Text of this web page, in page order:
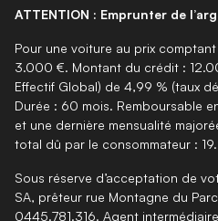
ATTENTION : Emprunter de
Pour une voiture au prix
3.000 €. Montant du crédit :
Effectif Global) de 4,99 % (taux
Durée : 60 mois. Remboursable
et une dernière mensualité
total dû par le consommateur :
Sous réserve d’acceptation de
SA, prêteur rue Montagne du
0445.781.316. Agent